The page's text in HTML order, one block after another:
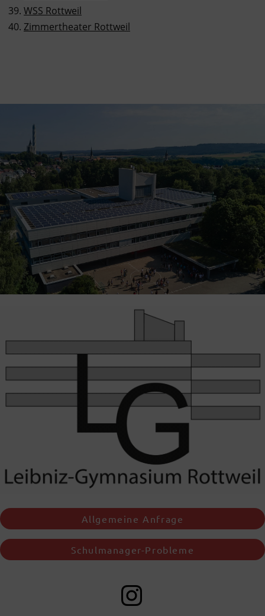
WSS Rottweil
Zimmertheater Rottweil
Allgemeine Anfrage
Schulmanager-Probleme